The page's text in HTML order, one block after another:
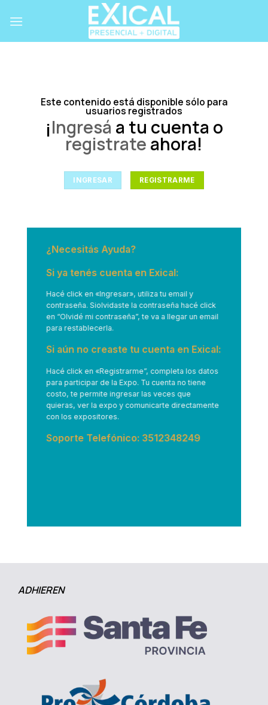
Este contenido está disponible sólo para
usuarios registrados
¡Ingresá a tu cuenta o
registrate ahora!
INGRESAR REGISTRARME
¿Necesitás Ayuda?
Si ya tenés cuenta en Exical:
Hacé click en «Ingresar», utiliza tu email y
contraseña. Siolvidaste la contraseña hacé click
en “Olvidé mi contraseña”, te va a llegar un email
para restablecerla.
Si aún no creaste tu cuenta en Exical:
Hacé click en «Registrarme”, completa los datos
para participar de la Expo. Tu cuenta no tiene
costo, te permite ingresar las veces que
quieras, ver la expo y comunicarte directamente
con los expositores.
Soporte Telefónico: 3512348249
ADHIEREN